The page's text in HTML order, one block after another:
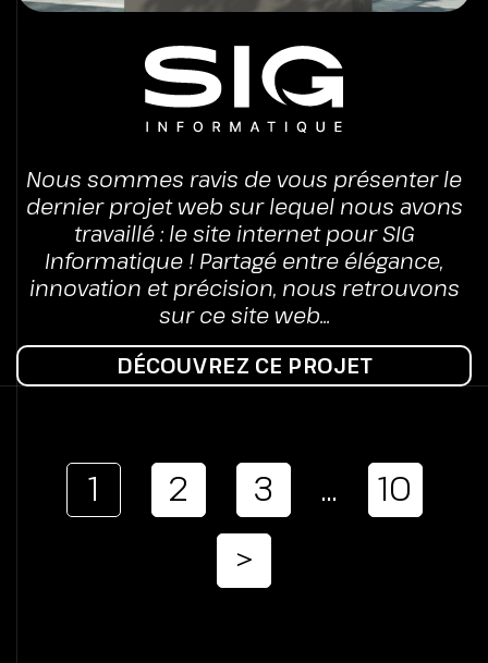
Nous sommes ravis de vous présenter le
dernier projet web sur lequel nous avons
travaillé : le site internet pour SIG
Informatique ! Partagé entre élégance,
innovation et précision, nous retrouvons
sur ce site web...
DÉCOUVREZ CE PROJET
1 2 3 …
10
>